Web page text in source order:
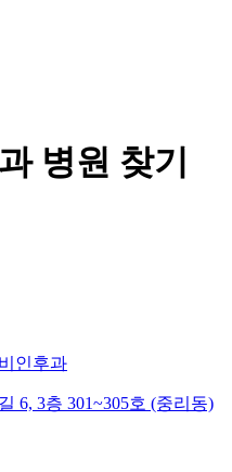
병원 찾기
인후과
6, 3층 301~305호 (중리동)